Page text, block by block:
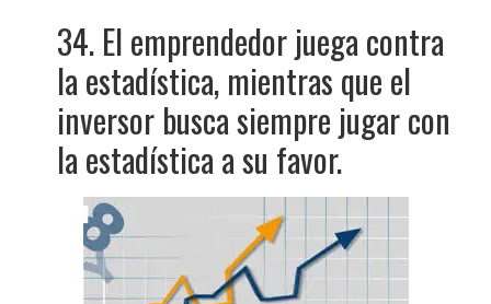
34. El emprendedor juega contra
la estadística, mientras que el
inversor busca siempre jugar con
la estadística a su favor.